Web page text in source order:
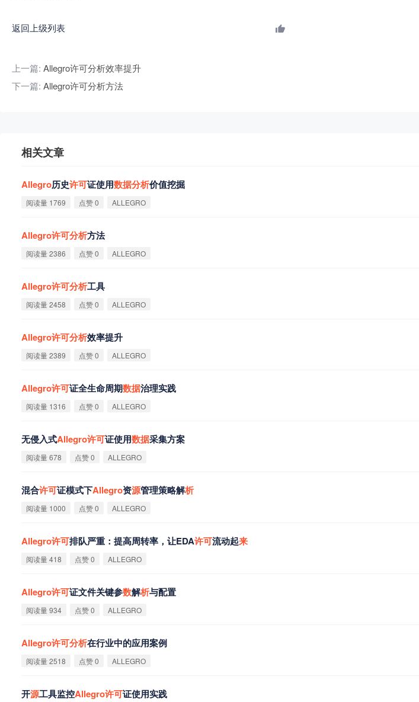
返回上级列表
上一篇: Allegro许可分析效率提升
下一篇: Allegro许可分析方法
相关文章
Allegro历史许可证使用数据分析价值挖掘
阅读量 1769 点赞 0 ALLEGRO
Allegro许可分析方法
阅读量 2386 点赞 0 ALLEGRO
Allegro许可分析工具
阅读量 2458 点赞 0 ALLEGRO
Allegro许可分析效率提升
阅读量 2389 点赞 0 ALLEGRO
Allegro许可证全生命周期数据治理实践
阅读量 1316 点赞 0 ALLEGRO
无侵入式Allegro许可证使用数据采集方案
阅读量 678 点赞 0 ALLEGRO
混合许可证模式下Allegro资源管理策略解析
阅读量 1000 点赞 0 ALLEGRO
Allegro许可排队严重：提高周转率，让EDA许可流动起来
阅读量 418 点赞 0 ALLEGRO
Allegro许可证文件关键参数解析与配置
阅读量 934 点赞 0 ALLEGRO
Allegro许可分析在行业中的应用案例
阅读量 2518 点赞 0 ALLEGRO
开源工具监控Allegro许可证使用实践